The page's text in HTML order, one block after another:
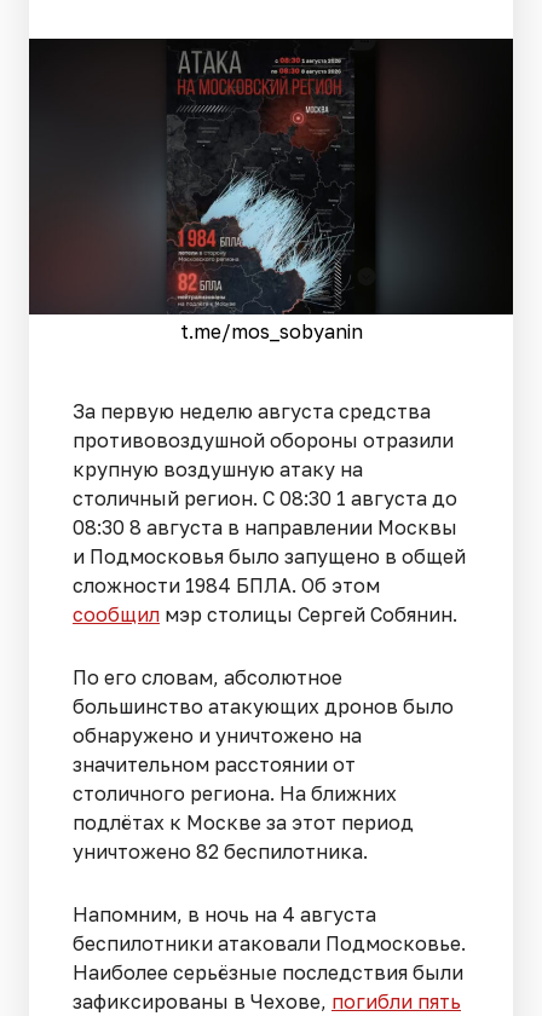
t.me/mos_sobyanin
За первую неделю августа средства
противовоздушной обороны отразили
крупную воздушную атаку на
столичный регион. С 08:30 1 августа до
08:30 8 августа в направлении Москвы
и Подмосковья было запущено в общей
сложности 1984 БПЛА. Об этом
сообщил мэр столицы Сергей Собянин.
По его словам, абсолютное
большинство атакующих дронов было
обнаружено и уничтожено на
значительном расстоянии от
столичного региона. На ближних
подлётах к Москве за этот период
уничтожено 82 беспилотника.
Напомним, в ночь на 4 августа
беспилотники атаковали Подмосковье.
Наиболее серьёзные последствия были
зафиксированы в Чехове, погибли пять